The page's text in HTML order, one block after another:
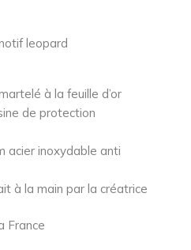
leopard
à la feuille d’or
de protection
acier inoxydable anti
à la main par la créatrice
France